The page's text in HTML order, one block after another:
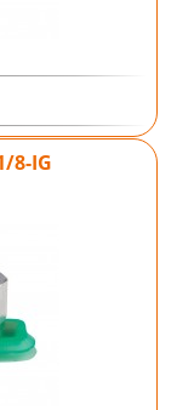
8-IG